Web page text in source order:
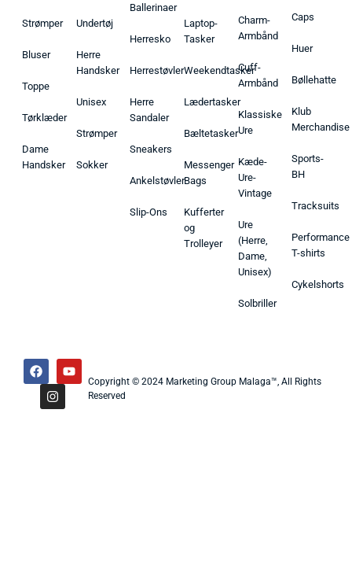
Strømper
Bluser
Toppe
Tørklæder
Dame
Handsker
Undertøj
Herre
Handsker
Unisex
Strømper
Sokker
Ballerinaer
Herresko
Herrestøvler
Herre
Sandaler
Sneakers
Ankelstøvler
Slip-Ons
Laptop-
Tasker
Weekendtasker
Lædertasker
Bæltetasker
Messenger
Bags
Kufferter
og
Trolleyer
Charm-
Armbånd
Cuff-
Armbånd
Klassiske
Ure
Kæde-
Ure-
Vintage
Ure
(Herre,
Dame,
Unisex)
Solbriller
Caps
Huer
Bøllehatte
Klub
Merchandise
Sports-
BH
Tracksuits
Performance
T-shirts
Cykelshorts
Copyright © 2024 Marketing Group Malaga™, All Rights
Reserved